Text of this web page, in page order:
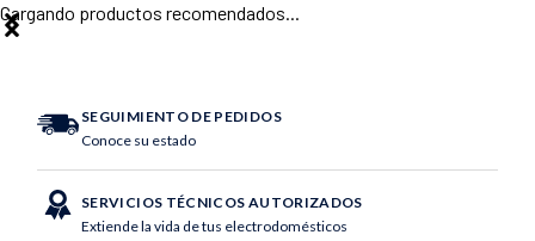
Cargando productos recomendados...
SEGUIMIENTO DE PEDIDOS
Conoce su estado
SERVICIOS TÉCNICOS AUTORIZADOS
Extiende la vida de tus electrodomésticos